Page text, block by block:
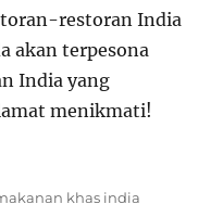
restoran India
akan terpesona
India yang
menikmati!
khas india